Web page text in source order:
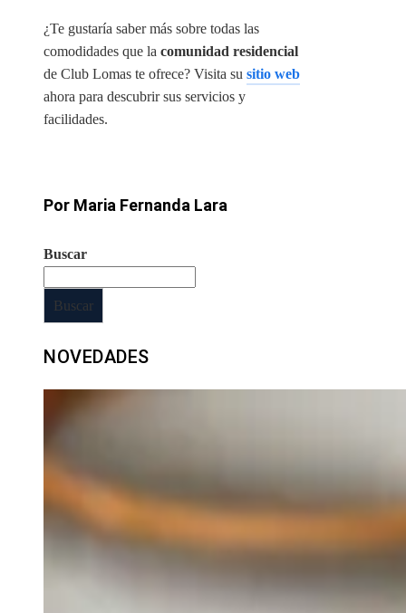
¿Te gustaría saber más sobre todas las
comodidades que la comunidad residencial
de Club Lomas te ofrece? Visita su sitio web
ahora para descubrir sus servicios y
facilidades.
Por Maria Fernanda Lara
Buscar
Buscar
NOVEDADES